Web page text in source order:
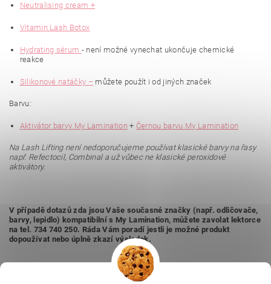
Neutralising cream +
Vitamin Lash Botox
Hydrating sérum - není možné vynechat ukončuje chemické
reakce
Silikonové natáčky – můžete použít i od jiných značek
Barvu:
Aktivátor barvy My Lamination+ Černou barvu My Lamination
Na Lash Lifting není nedoporučujeme používat klasické barvy na řasy
např. Refectocil, Combinal a už vůbec ne klasické peroxidové
aktivátory.
V případě dotazů zda jsou Vaše současné značky (např. odličovače,
barvy, lepidlo) kompatibilní s My Lamination, můžete zavolat lektorce
na tel. 734 740 250. Ráda Vám poradí jestli je možné produkt
dopoužívat nebo úplně zkazí výsledek.